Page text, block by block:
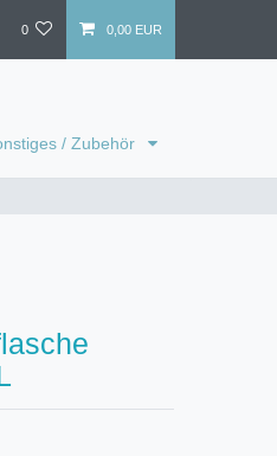
0 0,00 EUR
/ Zubehör